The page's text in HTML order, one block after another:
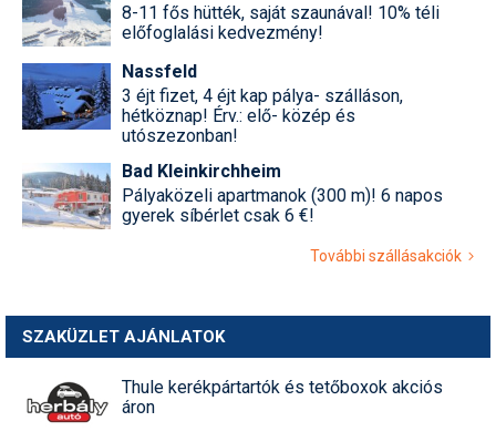
8-11 fős hütték, saját szaunával! 10% téli
előfoglalási kedvezmény!
Nassfeld
3 éjt fizet, 4 éjt kap pálya- szálláson,
hétköznap! Érv.: elő- közép és
utószezonban!
Bad Kleinkirchheim
Pályaközeli apartmanok (300 m)! 6 napos
gyerek síbérlet csak 6 €!
További szállásakciók
SZAKÜZLET AJÁNLATOK
Thule kerékpártartók és tetőboxok akciós
áron